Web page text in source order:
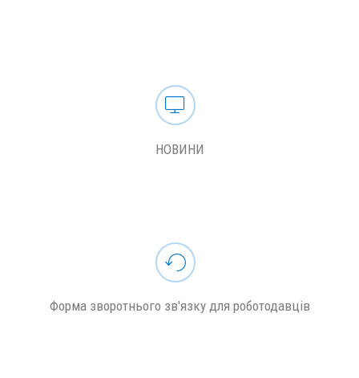
НОВИНИ
Форма зворотнього зв'язку для роботодавців